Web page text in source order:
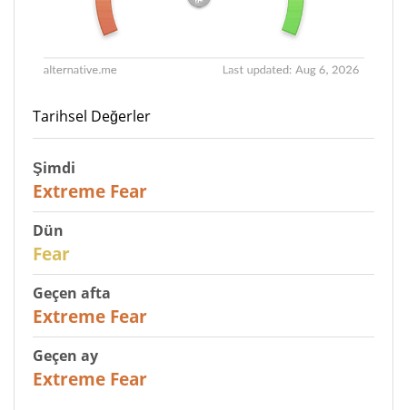
Tarihsel Değerler
Şimdi
Extreme Fear
Dün
Fear
Geçen afta
Extreme Fear
Geçen ay
Extreme Fear